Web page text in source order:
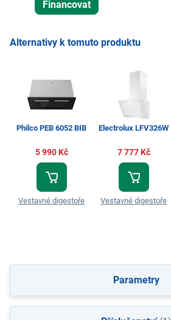
Financovat
Alternativy k tomuto produktu
Philco PEB 6052 BIB
5 990 Kč
Vestavné digestoře
Electrolux LFV326W
7 777 Kč
Vestavné digestoře
Parametry